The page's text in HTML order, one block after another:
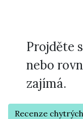
Projděte
nebo
zajímá.
Recenze